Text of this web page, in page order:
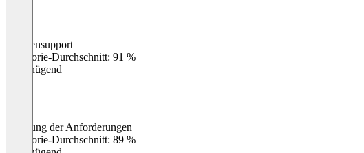
Kundensupport
Kategorie-Durchschnitt: 91 %
Ungenügend
Erfüllung der Anforderungen
Kategorie-Durchschnitt: 89 %